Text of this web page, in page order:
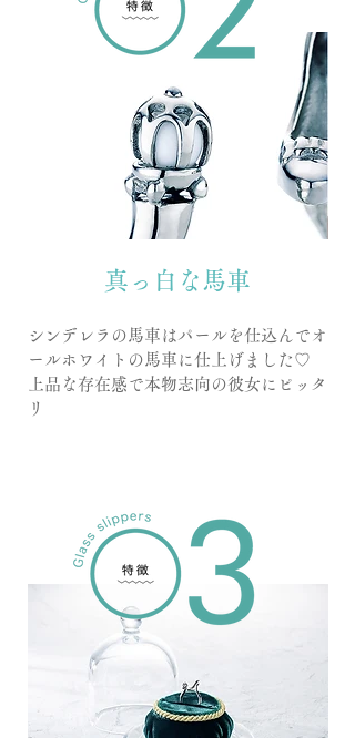
​真っ白な馬車
シンデレラの馬車はパールを仕込んでオ
ールホワイトの馬車に仕上げました♡
上品な存在感で本物志向の彼女にピッタ
リ